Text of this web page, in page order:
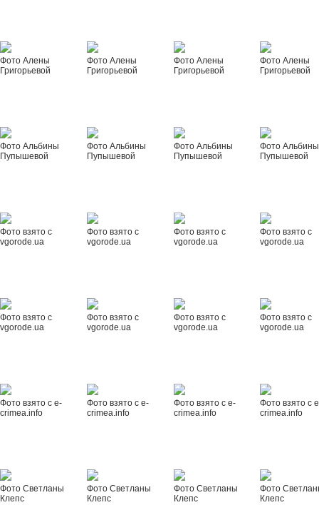
Фото Алены
Григорьевой
Фото Алены
Григорьевой
Фото Алены
Григорьевой
Фото Алены
Григорьевой
Фото Альбины
Пупышевой
Фото Альбины
Пупышевой
Фото Альбины
Пупышевой
Фото Альбины
Пупышевой
Фото взято с
vgorode.ua
Фото взято с
vgorode.ua
Фото взято с
vgorode.ua
Фото взято с
vgorode.ua
Фото взято с
vgorode.ua
Фото взято с
vgorode.ua
Фото взято с
vgorode.ua
Фото взято с
vgorode.ua
Фото взято с e-
crimea.info
Фото взято с e-
crimea.info
Фото взято с e-
crimea.info
Фото взято с
crimea.info
Фото Светланы
Клепс
Фото Светланы
Клепс
Фото Светланы
Клепс
Фото
Клепс